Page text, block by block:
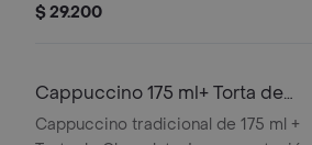
$ 29.200
Cappuccino 175 ml+ Torta de
Chocolate
Cappuccino tradicional de 175 ml +